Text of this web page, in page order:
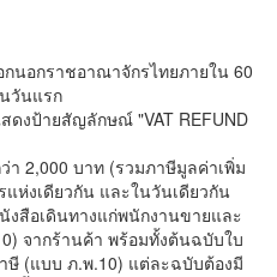
นอกราชอาณาจักรไทยภายใน 60
วันแรก
ดงป้ายสัญลักษณ์ "VAT REFUND
2,000 บาท (รวมภาษีมูลค่าเพิ่ม
ห่งเดียวกัน และในวันเดียวกัน
สือเดินทางแก่พนักงานขายและ
จากร้านค้า พร้อมทั้งต้นฉบับใบ
(แบบ ภ.พ.10) แต่ละฉบับต้องมี